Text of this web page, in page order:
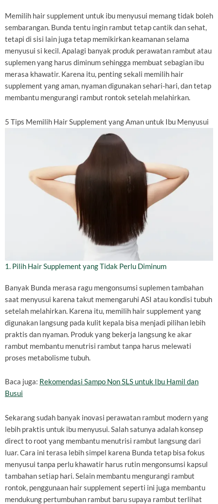
Memilih hair supplement untuk ibu menyusui memang tidak boleh
sembarangan. Bunda tentu ingin rambut tetap cantik dan sehat,
tetapi di sisi lain juga tetap memikirkan keamanan selama
menyusui si kecil. Apalagi banyak produk perawatan rambut atau
suplemen yang harus diminum sehingga membuat sebagian ibu
merasa khawatir. Karena itu, penting sekali memilih hair
supplement yang aman, nyaman digunakan sehari-hari, dan tetap
membantu mengurangi rambut rontok setelah melahirkan.
5 Tips Memilih Hair Supplement yang Aman untuk Ibu Menyusui
1. Pilih Hair Supplement yang Tidak Perlu Diminum
Banyak Bunda merasa ragu mengonsumsi suplemen tambahan
saat menyusui karena takut memengaruhi ASI atau kondisi tubuh
setelah melahirkan. Karena itu, memilih hair supplement yang
digunakan langsung pada kulit kepala bisa menjadi pilihan lebih
praktis dan nyaman. Produk yang bekerja langsung ke akar
rambut membantu menutrisi rambut tanpa harus melewati
proses metabolisme tubuh.
Baca juga: Rekomendasi Sampo Non SLS untuk Ibu Hamil dan
Busui
Sekarang sudah banyak inovasi perawatan rambut modern yang
lebih praktis untuk ibu menyusui. Salah satunya adalah konsep
direct to root yang membantu menutrisi rambut langsung dari
luar. Cara ini terasa lebih simpel karena Bunda tetap bisa fokus
menyusui tanpa perlu khawatir harus rutin mengonsumsi kapsul
tambahan setiap hari. Selain membantu mengurangi rambut
rontok, penggunaan hair supplement seperti ini juga membantu
mendukung pertumbuhan rambut baru supaya rambut terlihat